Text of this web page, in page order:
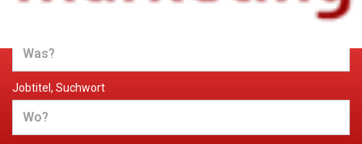
Jobtitel, Suchwort